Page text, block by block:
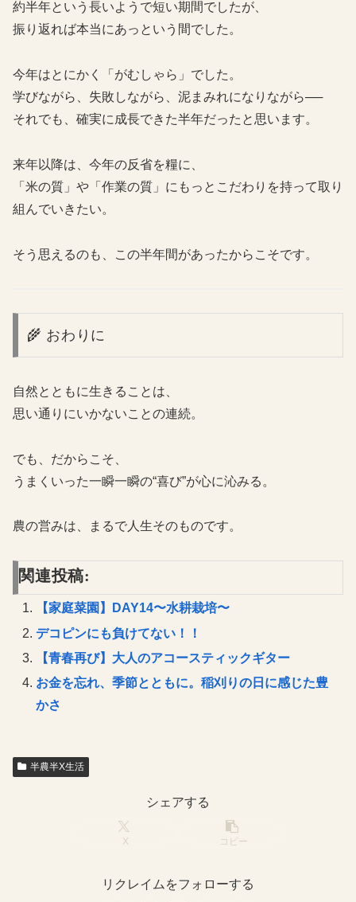
約半年という長いようで短い期間でしたが、
振り返れば本当にあっという間でした。
今年はとにかく「がむしゃら」でした。
学びながら、失敗しながら、泥まみれになりながら──
それでも、確実に成長できた半年だったと思います。
来年以降は、今年の反省を糧に、
「米の質」や「作業の質」にもっとこだわりを持って取り
組んでいきたい。
そう思えるのも、この半年間があったからこそです。
🌾 おわりに
自然とともに生きることは、
思い通りにいかないことの連続。
でも、だからこそ、
うまくいった一瞬一瞬の“喜び”が心に沁みる。
農の営みは、まるで人生そのものです。
関連投稿:
【家庭菜園】DAY14〜水耕栽培〜
デコピンにも負けてない！！
【青春再び】大人のアコースティックギター
お金を忘れ、季節とともに。稲刈りの日に感じた豊
かさ
半農半X生活
シェアする
X コピー
リクレイムをフォローする